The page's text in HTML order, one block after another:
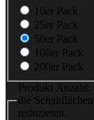
10er Pack
25er Pack
50er Pack
100er Pack
200er Pack
Produkt Anzahl:
die
reduzieren.